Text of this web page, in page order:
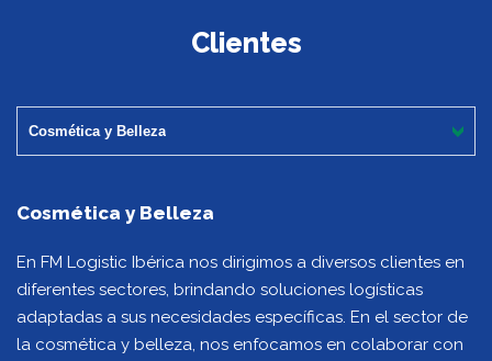
Clientes
Cosmética y Belleza
Cosmética y Belleza
En FM Logistic Ibérica nos dirigimos a diversos clientes en
diferentes sectores, brindando soluciones logísticas
adaptadas a sus necesidades específicas. En el sector de
la cosmética y belleza, nos enfocamos en colaborar con